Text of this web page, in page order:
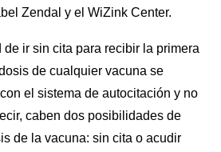
Zendal y el WiZink Center.
de ir sin cita para recibir la primera
de cualquier vacuna se
el sistema de autocitación y no
caben dos posibilidades de
de la vacuna: sin cita o acudir